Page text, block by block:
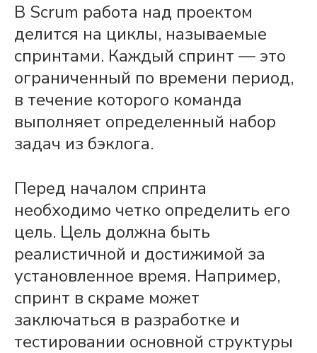
В Scrum работа над проектом
делится на циклы, называемые
спринтами. Каждый спринт — это
ограниченный по времени период,
в течение которого команда
выполняет определенный набор
задач из бэклога.
Перед началом спринта
необходимо четко определить его
цель. Цель должна быть
реалистичной и достижимой за
установленное время. Например,
спринт в скраме может
заключаться в разработке и
тестировании основной структуры